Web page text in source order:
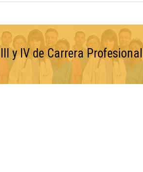
y IV de Carrera Profesional